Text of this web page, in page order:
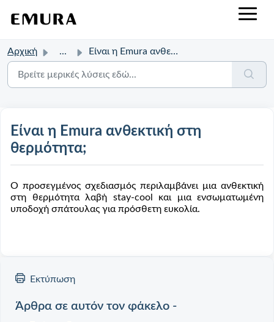
Αρχική ... Είναι η Emura ανθεκτική στη θερμότητα;
Είναι η Emura ανθεκτική στη
θερμότητα;
Ο προσεγμένος σχεδιασμός περιλαμβάνει μια ανθεκτική
στη θερμότητα λαβή stay-cool και μια ενσωματωμένη
υποδοχή σπάτουλας για πρόσθετη ευκολία.
Εκτύπωση
Άρθρα σε αυτόν τον φάκελο -